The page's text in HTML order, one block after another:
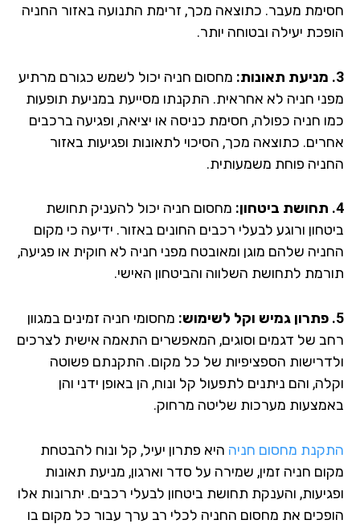
מעבר. כתוצאה מכך, זרימת התנועה באזור החניה
יעילה ובטוחה יותר.
מחסום חניה יכול לשמש כגורם מרתיע
חניה לא אחראית. התקנתו מסייעת במניעת תופעות
חניה כפולה, חסימת כניסה או יציאה, ופגיעה ברכבים
כתוצאה מכך, הסיכוי לתאונות ופגיעות באזור
פוחת משמעותית.
מחסום חניה יכול להעניק תחושת
ורוגע לבעלי רכבים החונים באזור. ידיעה כי מקום
שלהם מוגן ומאובטח מפני חניה לא חוקית או פגיעה,
לתחושת השלווה והביטחון האישי.
מחסומי חניה זמינים במגוון
של דגמים וסוגים, המאפשרים התאמה אישית לצרכים
הספציפיות של כל מקום. התקנתם פשוטה
והם ניתנים לתפעול קל ונוח, הן באופן ידני והן
מערכות שליטה מרחוק.
מחסום חניה היא פתרון יעיל, קל ונוח להבטחת
חניה זמין, שמירה על סדר וארגון, מניעת תאונות
והענקת תחושת ביטחון לבעלי רכבים. יתרונות אלו
את מחסום החניה לכלי רב ערך עבור כל מקום בו